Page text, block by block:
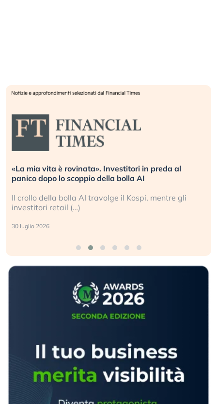
«La mia vita è rovinata». Investitori in preda al
panico dopo lo scoppio della bolla AI
Il crollo della bolla AI travolge il Kospi, mentre gli
investitori retail (…)
30 luglio 2026